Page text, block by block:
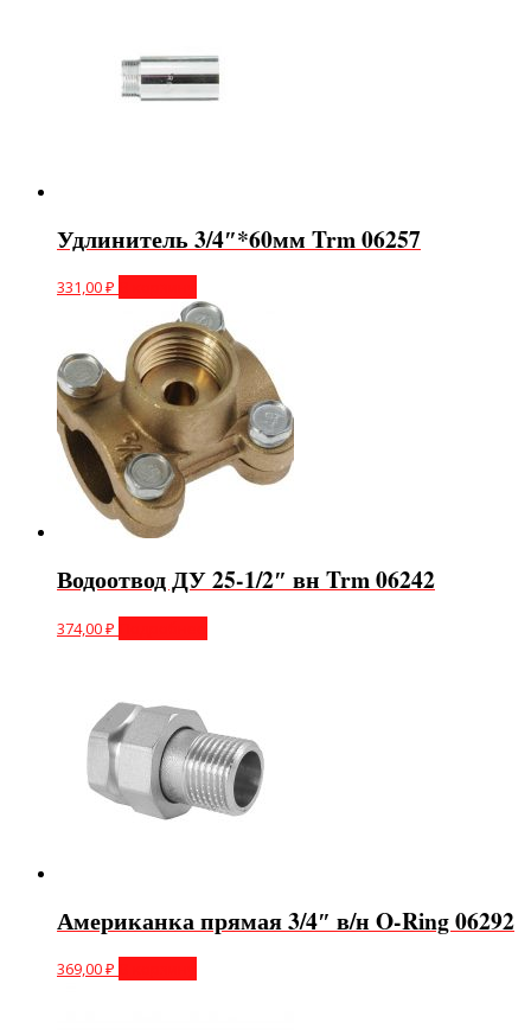
Удлинитель 3/4″*60мм Trm 06257
331,00₽
Водоотвод ДУ 25-1/2″ вн Trm 06242
374,00₽
Американка прямая 3/4″ в/н O-Ring 06292
369,00₽